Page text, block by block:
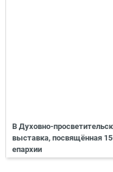
В Духовно-
выставка, посвящённая
епархии